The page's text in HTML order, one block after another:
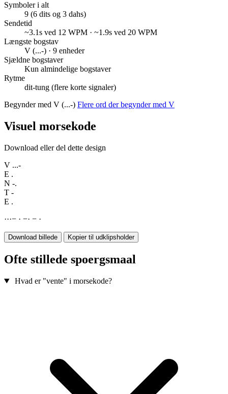
Symboler i alt
9 (6 dits og 3 dahs)
Sendetid
~3.1s ved 12 WPM · ~1.9s ved 20 WPM
Længste bogstav
V (...-) · 9 enheder
Sjældne bogstaver
Kun almindelige bogstaver
Rytme
dit-tung (flere korte signaler)
Begynder med V (...-) Flere ord der begynder med V
Visuel morsekode
Download eller del dette design
V ...-
E .
N -.
T -
E .
···− · −· − ·
Download billede Kopier til udklipsholder
Ofte stillede spoergsmaal
Hvad er "vente" i morsekode?